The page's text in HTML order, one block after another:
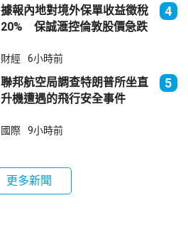
據報內地對境外保單收益徵稅
20% 保誠滙控倫敦股價急跌
4
財經 6小時前
聯邦航空局調查特朗普所坐直
升機遭遇的飛行安全事件
5
國際 9小時前
更多新聞